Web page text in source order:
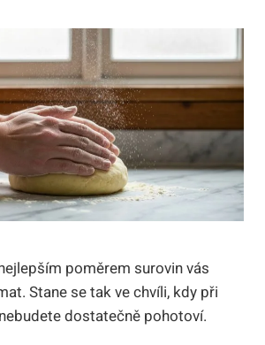
poměrem surovin vás
Stane se tak ve chvíli, kdy při
dostatečně pohotoví.